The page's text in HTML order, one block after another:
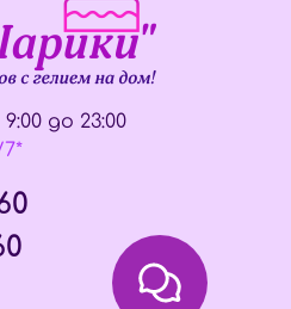
до 23:00